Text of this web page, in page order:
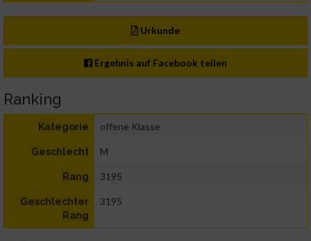
Urkunde
Ergebnis auf Facebook teilen
Ranking
Kategorie offene Klasse
Geschlecht M
Rang 3195
Geschlechter
Rang
3195